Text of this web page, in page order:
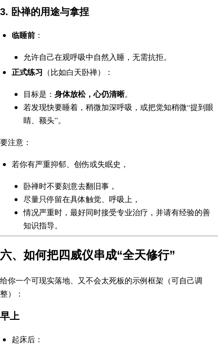
3. 卧禅的用途与拿捏
临睡前 ：
允许自己在观呼吸中自然入睡，无需抗拒。
正式练习 （比如白天卧禅）：
目标是： 身体放松，心仍清晰。
若发现快要睡着，稍微加深呼吸，或把觉知稍微“提到眼
睛、额头”。
要注意：
若你有严重抑郁、创伤或失眠史，
卧禅时不要刻意去翻旧事，
尽量只停留在具体触觉、呼吸上，
情况严重时，最好同时接受专业治疗，并请有经验的善
知识指导。
六、如何把四威仪串成“全天修行”
给你一个可现实落地、又不会太死板的示例框架（可自己调
整）：
早上
起床后：